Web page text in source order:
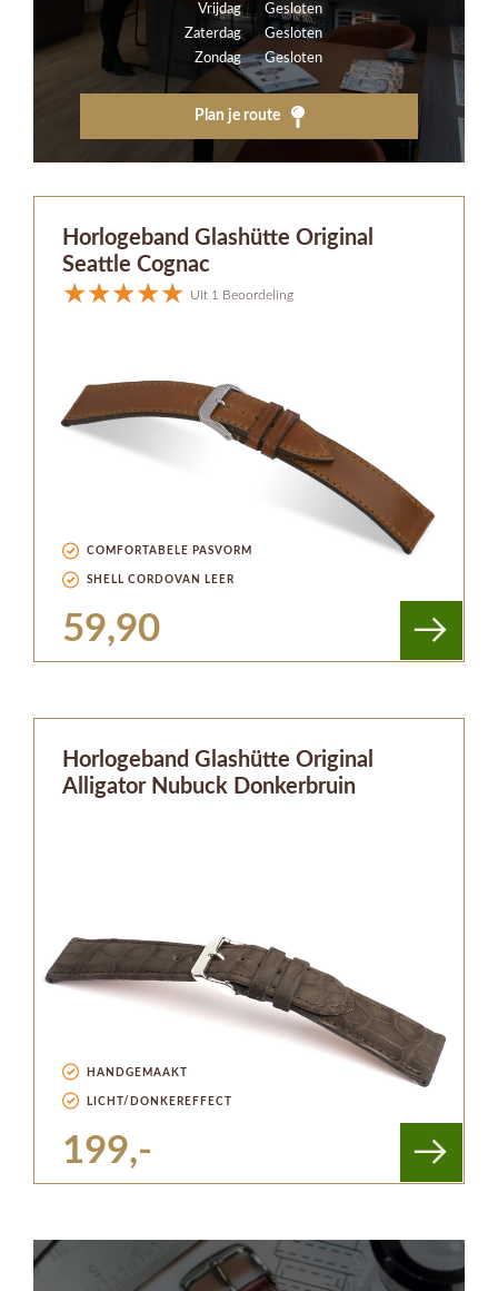
Vrijdag
Gesloten
Zaterdag
Gesloten
Zondag
Gesloten
Plan je route
Horlogeband Glashütte Original
Seattle Cognac
Uit 1 Beoordeling
COMFORTABELE PASVORM
SHELL CORDOVAN LEER
59,90
Horlogeband Glashütte Original
Alligator Nubuck Donkerbruin
HANDGEMAAKT
LICHT/DONKEREFFECT
199,-